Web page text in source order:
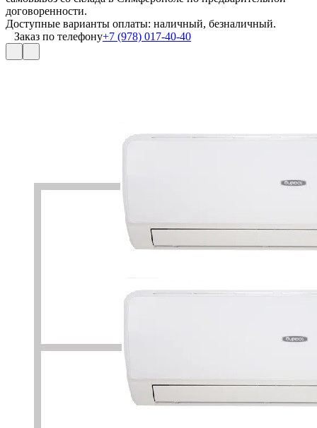
договоренности.
Доступные варианты оплаты: наличный, безналичный.
Заказ по телефону+7 (978) 017-40-40